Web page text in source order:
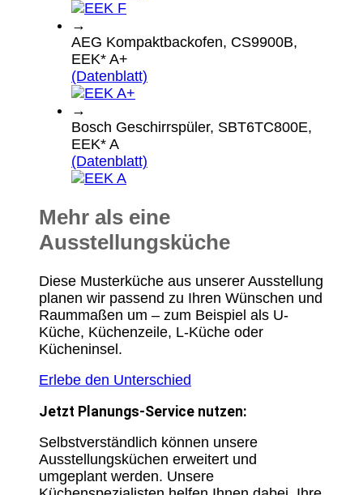
→
AEG Kompaktbackofen, CS9900B,
EEK* A+
(Datenblatt)
→
Bosch Geschirrspüler, SBT6TC800E,
EEK* A
(Datenblatt)
Mehr als eine
Ausstellungsküche
Diese Musterküche aus unserer Ausstellung
planen wir passend zu Ihren Wünschen und
Raummaßen um – zum Beispiel als U-
Küche, Küchenzeile, L-Küche oder
Kücheninsel.
Erlebe den Unterschied
Jetzt Planungs-Service nutzen:
Selbstverständlich können unsere
Ausstellungsküchen erweitert und
umgeplant werden. Unsere